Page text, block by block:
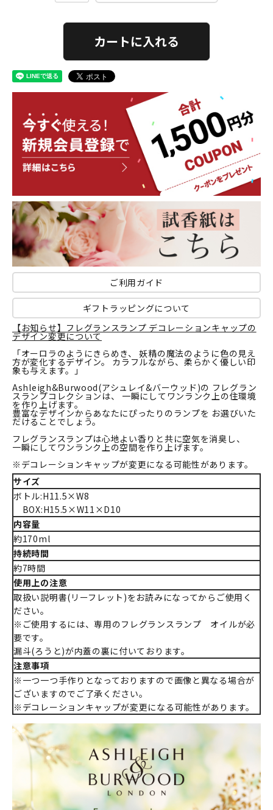
カートに入れる
ご利用ガイド
ギフトラッピングについて
【お知らせ】フレグランスランプ デコレーションキャップの
デザイン変更について
「オーロラのようにきらめき、 妖精の魔法のように色の見え
方が変化するデザイン。 カラフルながら、柔らかく優しい印
象も与えます。」
Ashleigh&Burwood(アシュレイ&バーウッド)の フレグラン
スランプコレクションは、 一瞬にしてワンランク上の住環境
を作り上げます。
豊富なデザインからあなたにぴったりのランプを お選びいた
だけることでしょう。
フレグランスランプは心地よい香りと共に空気を消臭し、
一瞬にしてワンランク上の空間を作り上げます。
※デコレーションキャップが変更になる可能性があります。
サイズ
ボトル:H11.5×W8
BOX:H15.5×W11×D10
内容量
約170ml
持続時間
約7時間
使用上の注意
取扱い説明書(リーフレット)をお読みになってからご使用く
ださい。
※ご使用するには、専用のフレグランスランプ オイルが必
要です。
漏斗(ろうと)が内蓋の裏に付いております。
注意事項
※一つ一つ手作りとなっておりますので画像と異なる場合が
ございますのでご了承ください。
※デコレーションキャップが変更になる可能性があります。